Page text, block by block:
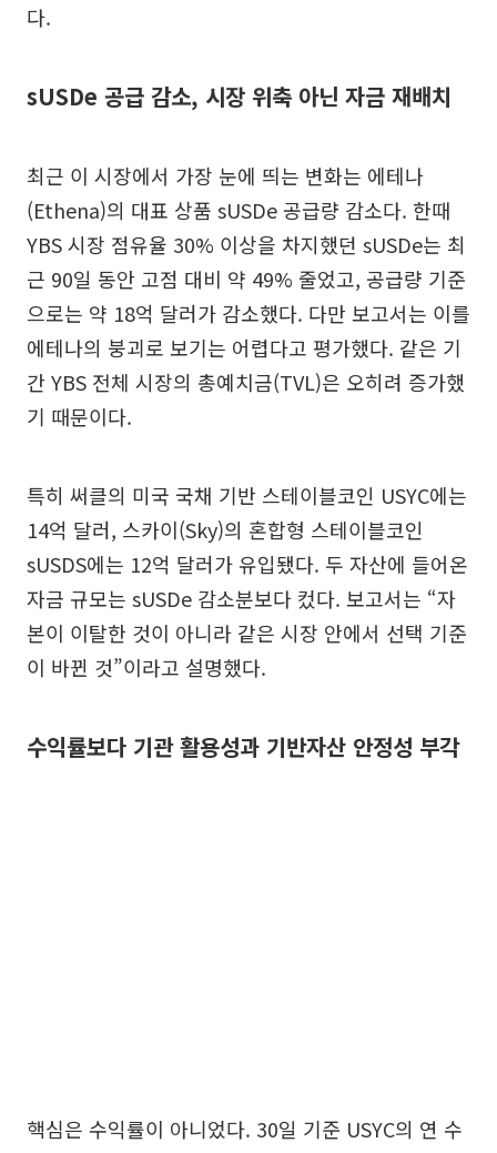
다.
sUSDe 공급 감소, 시장 위축 아닌 자금 재배치
최근 이 시장에서 가장 눈에 띄는 변화는 에테나
(Ethena)의 대표 상품 sUSDe 공급량 감소다. 한때
YBS 시장 점유율 30% 이상을 차지했던 sUSDe는 최
근 90일 동안 고점 대비 약 49% 줄었고, 공급량 기준
으로는 약 18억 달러가 감소했다. 다만 보고서는 이를
에테나의 붕괴로 보기는 어렵다고 평가했다. 같은 기
간 YBS 전체 시장의 총예치금(TVL)은 오히려 증가했
기 때문이다.
특히 써클의 미국 국채 기반 스테이블코인 USYC에는
14억 달러, 스카이(Sky)의 혼합형 스테이블코인
sUSDS에는 12억 달러가 유입됐다. 두 자산에 들어온
자금 규모는 sUSDe 감소분보다 컸다. 보고서는 “자
본이 이탈한 것이 아니라 같은 시장 안에서 선택 기준
이 바뀐 것”이라고 설명했다.
수익률보다 기관 활용성과 기반자산 안정성 부각
핵심은 수익률이 아니었다. 30일 기준 USYC의 연 수